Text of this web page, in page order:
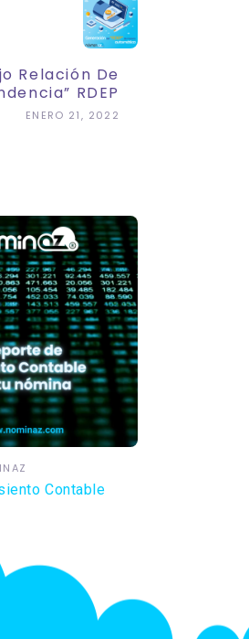
Relación De
RDEP
ENERO 21, 2022
Contable